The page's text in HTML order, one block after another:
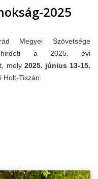
2025
Megyei Szövetsége
a 2025. évi
mely 2025. június 13-15.
Tiszán.